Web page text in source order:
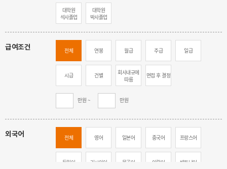
대학원
석사졸업
대학원
박사졸업
급여조건 전체 연봉 월급 주급 일급
시급 건별
회사내규에
따름
면접 후 결정
만원 ~ 만원
외국어 전체 영어 일본어 중국어 프랑스어
독일어 러시아어 몽골어 아랍어 베트남어